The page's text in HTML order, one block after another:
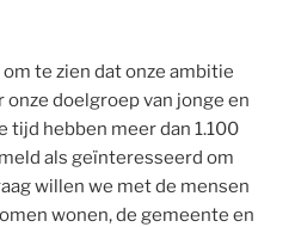
om te zien dat onze ambitie
doelgroep van jonge en
tijd hebben meer dan 1.100
als geïnteresseerd om
willen we met de mensen
wonen, de gemeente en